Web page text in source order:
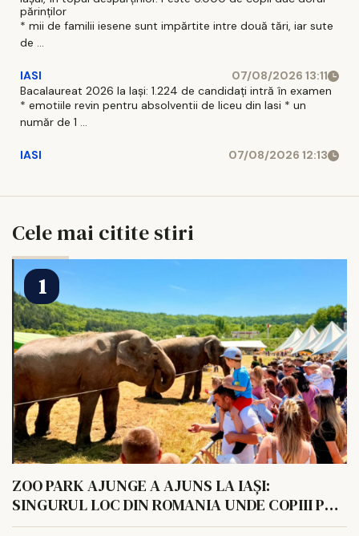
părinților
* mii de familii iesene sunt impărtite intre două tări, iar sute
de ...
IASI
07/08/2026 13:11
Bacalaureat 2026 la Iași: 1.224 de candidați intră în examen
* emotiile revin pentru absolventii de liceu din Iasi * un
număr de 1 ...
IASI 07/08/2026 12:13
Cele mai citite stiri
ZOO PARK AJUNGE A AJUNS LA IAȘI:
SINGURUL LOC DIN ROMANIA UNDE COPIII POT
HRANI UN ELEFANT